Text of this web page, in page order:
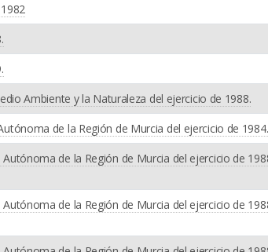
Ambiente y la Naturaleza del ejercicio de 1988.
de la Región de Murcia del ejercicio de 1984.
de la Región de Murcia del ejercicio de
de la Región de Murcia del ejercicio de